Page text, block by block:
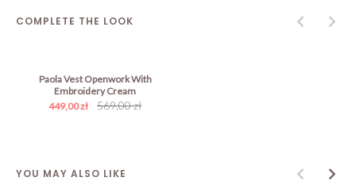
COMPLETE THE LOOK
Paola Vest Openwork With
Embroidery Cream
449,00 zł
569,00 zł
YOU MAY ALSO LIKE